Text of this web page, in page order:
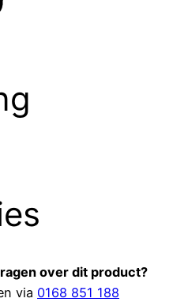
over dit product?
via 0168 851 188